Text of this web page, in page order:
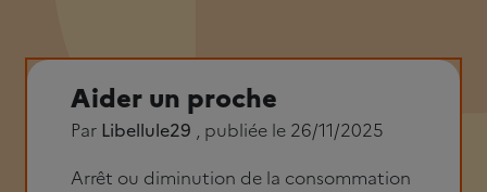
Aider un proche
Par Libellule29 , publiée le 26/11/2025
Arrêt ou diminution de la consommation